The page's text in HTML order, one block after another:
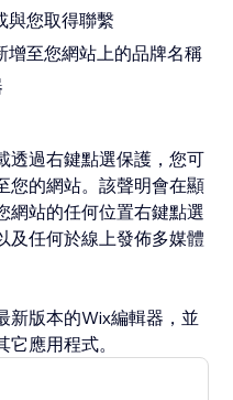
與您取得聯繫
至您網站上的品牌名稱
透過右鍵點選保護，您可
您的網站。該聲明會在顯
網站的任何位置右鍵點選
及任何於線上發佈多媒體
新版本的Wix編輯器，並